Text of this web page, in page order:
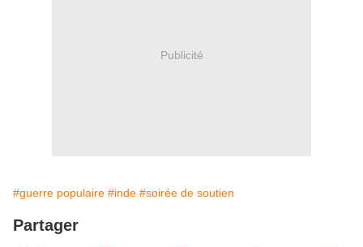
Publicité
#guerre populaire #inde #soirée de soutien
Partager